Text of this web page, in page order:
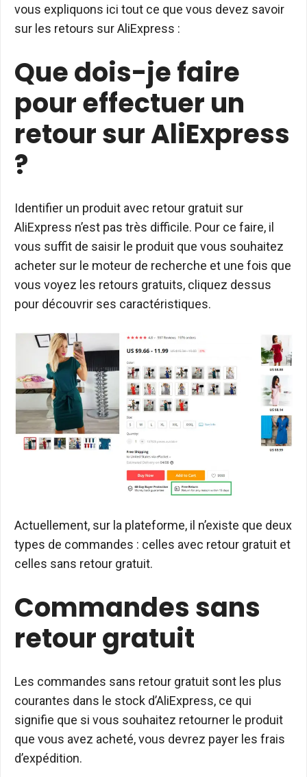
vous expliquons ici tout ce que vous devez savoir
sur les retours sur AliExpress :
Que dois-je faire
pour effectuer un
retour sur AliExpress
?
Identifier un produit avec retour gratuit sur
AliExpress n’est pas très difficile. Pour ce faire, il
vous suffit de saisir le produit que vous souhaitez
acheter sur le moteur de recherche et une fois que
vous voyez les retours gratuits, cliquez dessus
pour découvrir ses caractéristiques.
Actuellement, sur la plateforme, il n’existe que deux
types de commandes : celles avec retour gratuit et
celles sans retour gratuit.
Commandes sans
retour gratuit
Les commandes sans retour gratuit sont les plus
courantes dans le stock d’AliExpress, ce qui
signifie que si vous souhaitez retourner le produit
que vous avez acheté, vous devrez payer les frais
d’expédition.